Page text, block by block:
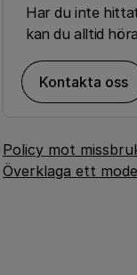
Har du inte
kan du alltid
Kontakta oss
Policy mot
Överklaga ett